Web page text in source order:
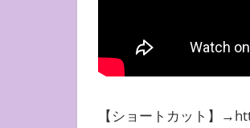
【ショートカット】